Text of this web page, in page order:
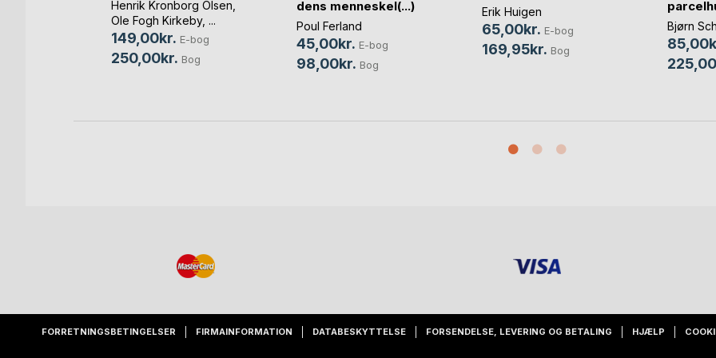
Henrik Kronborg Olsen
Ole Fogh Kirkeby, ...
149,00kr. E-bog
250,00kr. Bog
dens menneskel(...)
Poul Ferland
45,00kr. E-bog
98,00kr. Bog
Erik Huigen
65,00kr. E-bog
169,95kr. Bog
Bjørn
FORRETNINGSBETINGELSER FIRMAINFORMATION DATABESKYTTELSE FORSENDELSE, LEVERING OG BETALING HJÆLP